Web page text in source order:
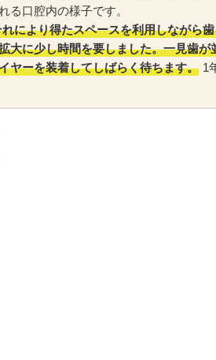
る口腔内の様子です。
により得たスペースを利用しながら
大に少し時間を要しました。一見歯が
ヤーを装着してしばらく待ちます。 1